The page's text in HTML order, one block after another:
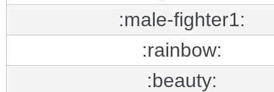
:male-fighter1:
:rainbow:
:beauty: